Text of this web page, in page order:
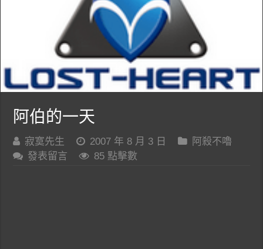
阿伯的一天
寂寞先生 2007 年 8 月 3 日
阿殺不嚕
發表留言
85 點擊數